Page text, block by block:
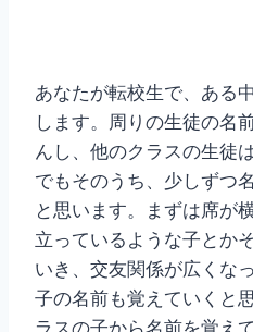
あなたが転校生で、ある
します。周りの生徒の名
んし、他のクラスの生徒
でもそのうち、少しずつ
と思います。まずは席が
立っているような子とか
いき、交友関係が広くな
子の名前も覚えていくと
ラスの子から名前を覚え